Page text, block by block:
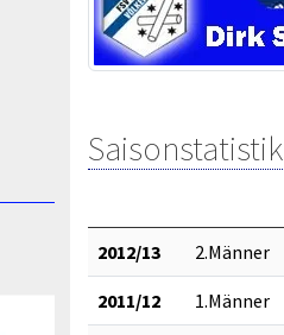
Saisonstatistik
2012/13 2.Männer
2011/12 1.Männer